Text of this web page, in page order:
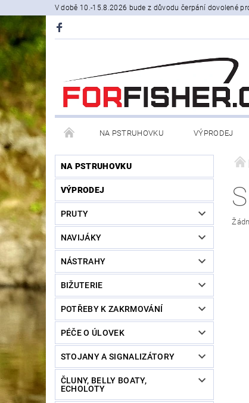
V době 10.-15.8.2026 bude z důvodu čerpání dovolené
NA PSTRUHOVKU VÝPRODEJ
STOJANY A SIGNALIZÁTORY ČLUNY,
PRODÁVANÉ ZNAČKY NOVINKY U NÁS
NA PSTRUHOVKU
VÝPRODEJ
PRUTY
NAVIJÁKY
NÁSTRAHY
BIŽUTERIE
POTŘEBY K ZAKRMOVÁNÍ
PÉČE O ÚLOVEK
STOJANY A SIGNALIZÁTORY
ČLUNY, BELLY BOATY,
ECHOLOTY